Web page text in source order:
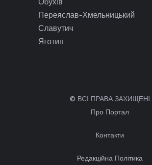
Переяслав-Хмельницький
Славутич
Яготин
© ВСІ ПРАВА ЗАХИЩЕНІ
Про Портал
Контакти
Редакційна Політика